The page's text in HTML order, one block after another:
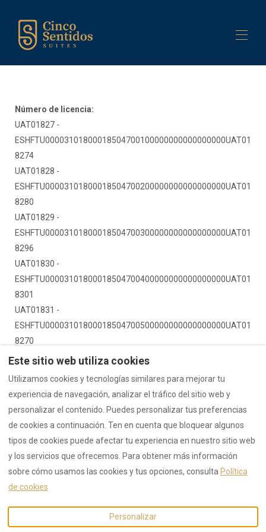
Contáctenos
Número de licencia:
UAT01827 -
ESHFTU00003101800018504700100000000000000000UAT01
8274
UAT01828 -
ESHFTU00003101800018504700200000000000000000UAT01
8280
UAT01829 -
ESHFTU00003101800018504700300000000000000000UAT01
8296
UAT01830 -
ESHFTU00003101800018504700400000000000000000UAT01
8301
UAT01831 -
ESHFTU00003101800018504700500000000000000000UAT01
8270
Política de Privacidad
Política de Cookies
Licencias
Español EUR 619 004 804
Plaza Mercadal 2, Tudela,
Navarra, España 31500.
Email:
©2026Suites 5 Sentidos
Todos los derechos
reservados- Powered
Este sitio web utiliza cookies
Utilizamos cookies y tecnologías similares para mejorar tu
experiencia de navegación, analizar el tráfico del sitio web y
personalizar el contenido. Puedes personalizar tus preferencias
de cookies a continuación. Ten en cuenta que bloquear algunos
tipos de cookies puede afectar tu experiencia en nuestro sitio web
y los servicios que ofrecemos. Para obtener más información
sobre cómo usamos las cookies y tus opciones, consulta Política
de cookies
Personalizar